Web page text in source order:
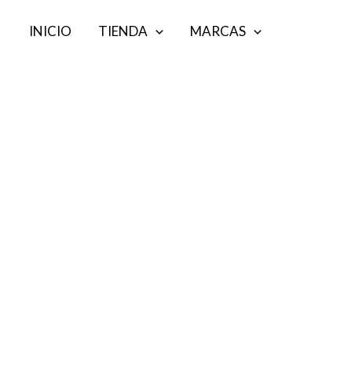
INICIO TIENDA MARCAS